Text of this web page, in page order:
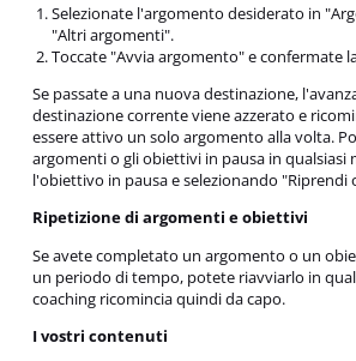
Selezionate l'argomento desiderato in
"Altri argomenti".
Toccate "Avvia argomento" e confermate
Se passate a una nuova destinazione,
destinazione corrente viene azzerato e
essere attivo un solo argomento alla volta.
argomenti o gli obiettivi in pausa in qualsiasi
l'obiettivo in pausa e selezionando "Riprendi
Ripetizione di argomenti e obiettivi
Se avete completato un argomento o un
un periodo di tempo, potete riavviarlo in
coaching ricomincia quindi da capo.
I vostri contenuti